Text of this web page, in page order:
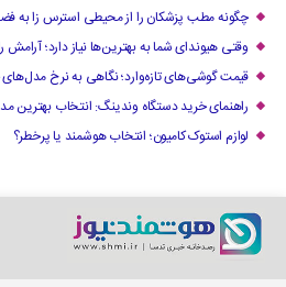
چگونه مطب پزشکان را از محیطی استرس زا به
وقتی هیوندای شما به بهترین‌ها نیاز دارد؛ آرامش
قیمت گوشی‌های تازه‌وارد؛ نگاهی به نرخ مدل‌های
راهنمای خرید دستگاه وندینگ: انتخاب بهترین
لوازم استوک کامیون؛ انتخاب هوشمند یا پرخطر؟